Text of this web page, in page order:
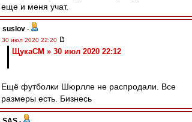
еще и меня учат.
suslov -
30 июл 2020 22:20
ЩукаСМ » 30 июл 2020 22:12
Ещё футболки Шюрлле не распродали. Все
размеры есть. Бизнесь